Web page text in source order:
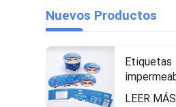
Nuevos Productos
Etiquetas
seguras
LEER MÁS